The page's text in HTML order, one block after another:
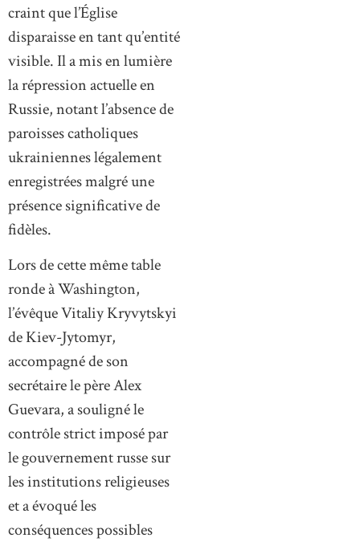
craint que l’Église
disparaisse en tant qu’entité
visible. Il a mis en lumière
la répression actuelle en
Russie, notant l’absence de
paroisses catholiques
ukrainiennes légalement
enregistrées malgré une
présence significative de
fidèles.
Lors de cette même table
ronde à Washington,
l’évêque Vitaliy Kryvytskyi
de Kiev-Jytomyr,
accompagné de son
secrétaire le père Alex
Guevara, a souligné le
contrôle strict imposé par
le gouvernement russe sur
les institutions religieuses
et a évoqué les
conséquences possibles